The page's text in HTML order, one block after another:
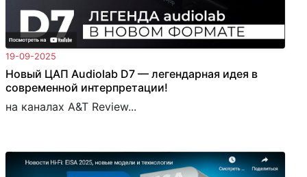
19-09-2025
Новый ЦАП Audiolab D7 — легендарная идея в
современной интерпретации!
на каналах A&T Review...